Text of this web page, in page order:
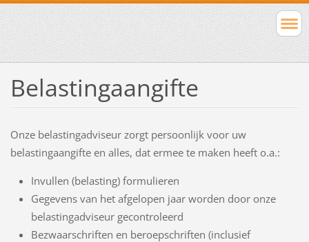
Belastingaangifte
Onze belastingadviseur zorgt persoonlijk voor uw
belastingaangifte en alles, dat ermee te maken heeft o.a.:
Invullen (belasting) formulieren
Gegevens van het afgelopen jaar worden door onze
belastingadviseur gecontroleerd
Bezwaarschriften en beroepschriften (inclusief